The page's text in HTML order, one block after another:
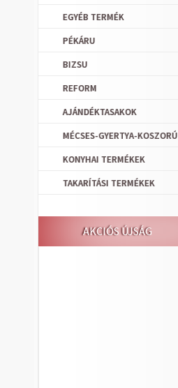
EGYÉB TERMÉK
PÉKÁRU
BIZSU
REFORM
AJÁNDÉKTASAKOK
MÉCSES-GYERTYA-KOSZORÚ
KONYHAI TERMÉKEK
TAKARÍTÁSI TERMÉKEK
AKCIÓS ÚJSÁG